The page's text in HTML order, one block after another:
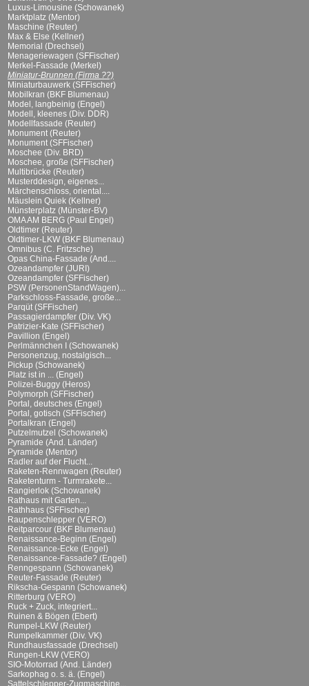
Luxus-Limousine (Schowanek)
Marktplatz (Mentor)
Maschine (Reuter)
Max & Else (Kellner)
Memorial (Drechsel)
Menageriewagen (SFFischer)
Merkel-Fassade (Merkel)
Miniatur-Brunnen (Firma ??)
Miniaturbauwerk (SFFischer)
Mobilkran (BKF Blumenau)
Model, langbeinig (Engel)
Modell, kleenes (Div. DDR)
Modellfassade (Reuter)
Monument (Reuter)
Monument (SFFischer)
Moschee (Div. BRD)
Moschee, große (SFFischer)
Multibrücke (Reuter)
Musterddesign, eigenes...
Märchenschloss, oriental....
Mäuslein Quiek (Kellner)
Münsterplatz (Münster-BV)
OMA AM BERG (Paul Engel)
Oldtimer (Reuter)
Oldtimer-LKW (BKF Blumenau)
Omnibus (C. Fritzsche)
Opas China-Fassade (And....
Ozeandampfer (JURI)
Ozeandampfer (SFFischer)
PSW (PersonenStandWagen)...
Parkschloss-Fassade, große...
Parqüt (SFFischer)
Passagierdampfer (Div. VK)
Patrizier-Kate (SFFischer)
Pavillion (Engel)
Perlmännchen I (Schowanek)
Personenzug, nostalgisch...
Pickup (Schowanek)
Platz ist in ... (Engel)
Polizei-Buggy (Heros)
Polymorph (SFFischer)
Portal, deutsches (Engel)
Portal, gotisch (SFFischer)
Portalkran (Engel)
Putzelmutzel (Schowanek)
Pyramide (And. Länder)
Pyramide (Mentor)
Radler auf der Flucht...
Raketen-Rennwagen (Reuter)
Raketenturm - Turmrakete...
Rangierlok (Schowanek)
Rathaus mit Garten...
Rathhaus (SFFischer)
Raupenschlepper (VERO)
Reitparcour (BKF Blumenau)
Renaissance-Beginn (Engel)
Renaissance-Ecke (Engel)
Renaissance-Fassade? (Engel)
Renngespann (Schowanek)
Reuter-Fassade (Reuter)
Rikscha-Gespann (Schowanek)
Ritterburg (VERO)
Ruck + Zuck, integriert...
Ruinen & Bögen (Ebert)
Rumpel-LKW (Reuter)
Rumpelkammer (Div. VK)
Rundhausfassade (Drechsel)
Rungen-LKW (VERO)
SIO-Motorrad (And. Länder)
Sarkophag o. s. ä. (Engel)
Sattelschlepper-Zugmaschine...